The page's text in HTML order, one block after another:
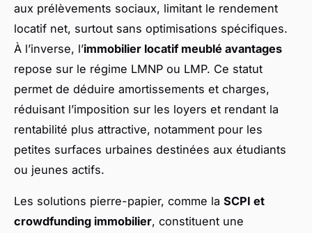
aux prélèvements sociaux, limitant le rendement
locatif net, surtout sans optimisations spécifiques.
À l’inverse, l’immobilier locatif meublé avantages
repose sur le régime LMNP ou LMP. Ce statut
permet de déduire amortissements et charges,
réduisant l’imposition sur les loyers et rendant la
rentabilité plus attractive, notamment pour les
petites surfaces urbaines destinées aux étudiants
ou jeunes actifs.
Les solutions pierre-papier, comme la SCPI et
crowdfunding immobilier, constituent une